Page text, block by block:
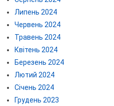
Липень 2024
Червень 2024
Травень 2024
Квітень 2024
Березень 2024
Лютий 2024
Січень 2024
Грудень 2023